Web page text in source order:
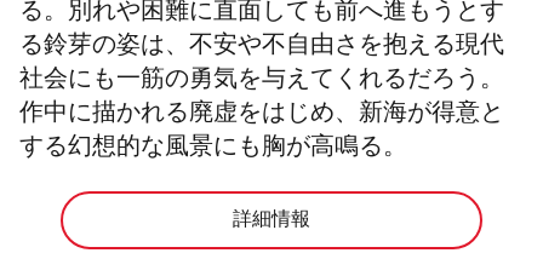
る。 別れや困難に直面しても前へ進もうとす
る鈴芽の姿は、 不安や不自由さを抱える現代
社会にも一筋の勇気を与えてくれるだろう。
作中に描かれる廃虚をはじめ、新海が得意と
する幻想的な風景にも胸が高鳴る。
詳細情報